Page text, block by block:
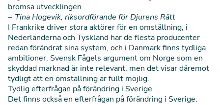
bromsa utvecklingen.
− Tina Hogevik, riksordförande för Djurens Rätt
I Frankrike driver stora aktörer för en omställning, i
Nederländerna och Tyskland har de flesta producenter
redan förändrat sina system, och i Danmark finns tydliga
ambitioner. Svensk Fågels argument om Norge som en
skyddad marknad är inte relevant, men det visar däremot
tydligt att en omställning är fullt möjlig.
Tydlig efterfrågan på förändring i Sverige
Det finns också en efterfrågan på förändring i Sverige.